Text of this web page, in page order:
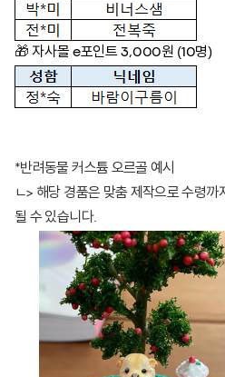
🎁자사몰 e포인트 3,000원 (10명)
*반려동물 커스튬 오르골 예시
ㄴ> 해당 경품은 맞춤 제작으로 수령
될 수 있습니다.